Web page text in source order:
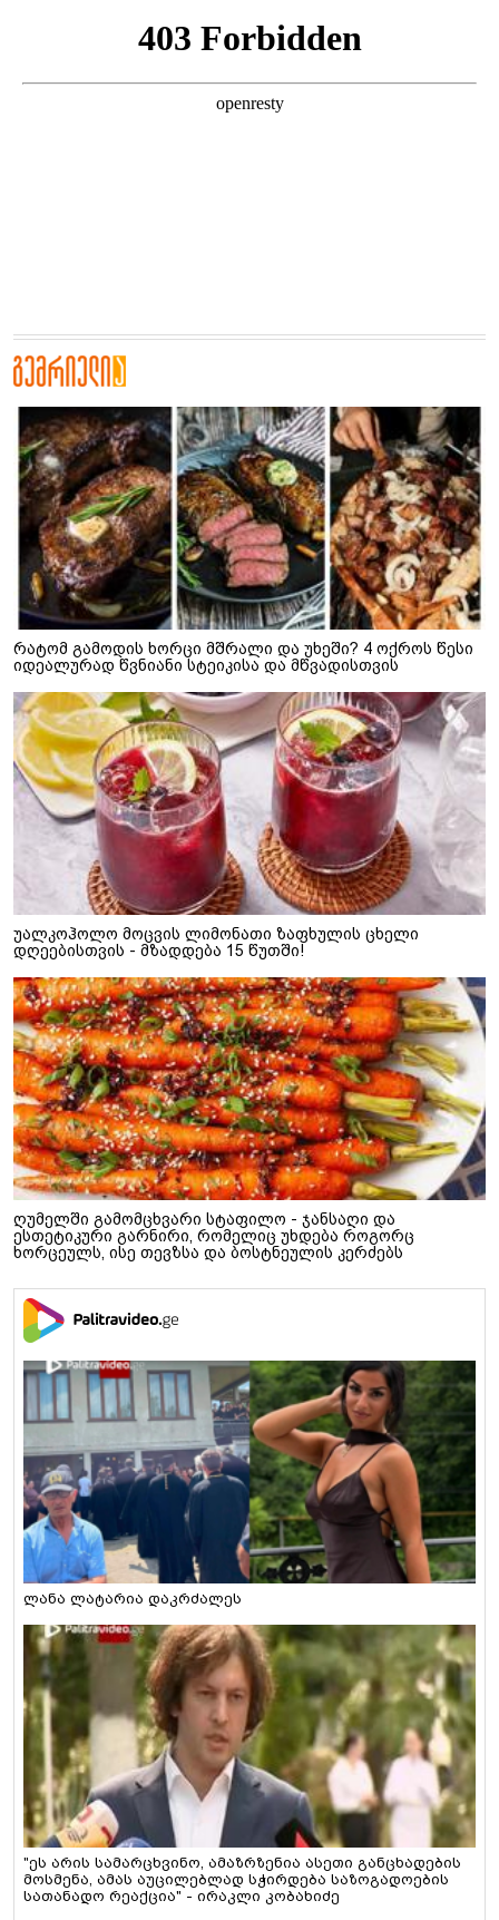
რატომ გამოდის ხორცი მშრალი და უხეში? 4 ოქროს წესი
იდეალურად წვნიანი სტეიკისა და მწვადისთვის
უალკოჰოლო მოცვის ლიმონათი ზაფხულის ცხელი
დღეებისთვის - მზადდება 15 წუთში!
ღუმელში გამომცხვარი სტაფილო - ჯანსაღი და
ესთეტიკური გარნირი, რომელიც უხდება როგორც
ხორცეულს, ისე თევზსა და ბოსტნეულის კერძებს
ლანა ლატარია დაკრძალეს
"ეს არის სამარცხვინო, ამაზრზენია ასეთი განცხადების
მოსმენა, ამას აუცილებლად სჭირდება საზოგადოების
სათანადო რეაქცია" - ირაკლი კობახიძე